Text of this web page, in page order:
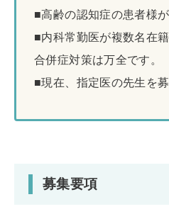
■高齢の認知症の患者様が
■内科常勤医が複数名在
合併症対策は万全です。
■現在、指定医の先生を
募集要項